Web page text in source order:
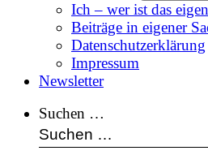
Ich – wer ist das
Beiträge in eigener
Datenschutzerklärung
Impressum
Newsletter
Suchen …